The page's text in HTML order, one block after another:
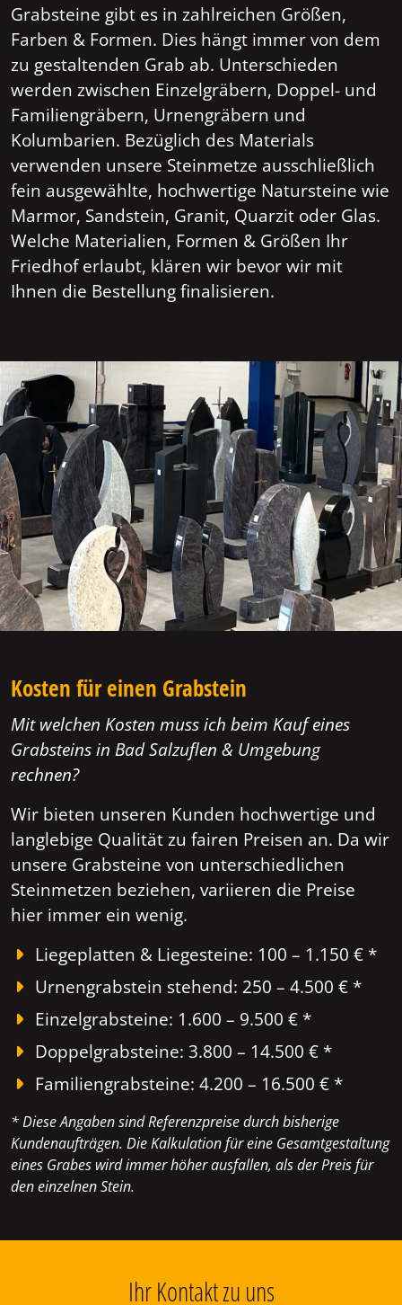
Grabsteine gibt es in zahlreichen Größen,
Farben & Formen. Dies hängt immer von dem
zu gestaltenden Grab ab. Unterschieden
werden zwischen Einzelgräbern, Doppel- und
Familiengräbern, Urnengräbern und
Kolumbarien. Bezüglich des Materials
verwenden unsere Steinmetze ausschließlich
fein ausgewählte, hochwertige Natursteine wie
Marmor, Sandstein, Granit, Quarzit oder Glas.
Welche Materialien, Formen & Größen Ihr
Friedhof erlaubt, klären wir bevor wir mit
Ihnen die Bestellung finalisieren.
Kosten für einen Grabstein
Mit welchen Kosten muss ich beim Kauf eines
Grabsteins in Bad Salzuflen & Umgebung
rechnen?
Wir bieten unseren Kunden hochwertige und
langlebige Qualität zu fairen Preisen an. Da wir
unsere Grabsteine von unterschiedlichen
Steinmetzen beziehen, variieren die Preise
hier immer ein wenig.
Liegeplatten & Liegesteine: 100 – 1.150 € *
Urnengrabstein stehend: 250 – 4.500 € *
Einzelgrabsteine: 1.600 – 9.500 € *
Doppelgrabsteine: 3.800 – 14.500 € *
Familiengrabsteine: 4.200 – 16.500 € *
* Diese Angaben sind Referenzpreise durch bisherige
Kundenaufträgen. Die Kalkulation für eine Gesamtgestaltung
eines Grabes wird immer höher ausfallen, als der Preis für
den einzelnen Stein.
Ihr Kontakt zu uns